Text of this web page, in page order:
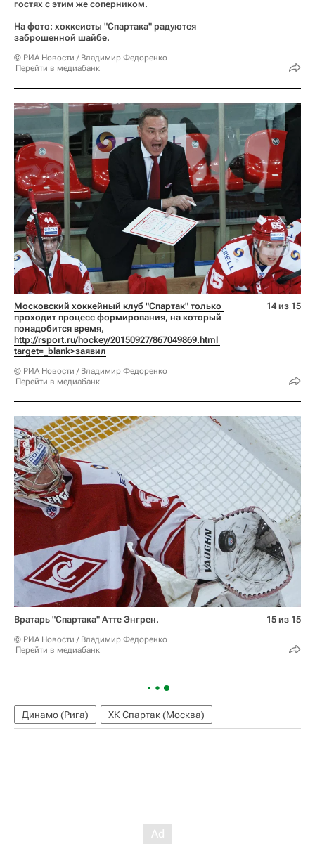
гостях с этим же соперником.
На фото: хоккеисты "Спартака" радуются
заброшенной шайбе.
© РИА Новости / Владимир Федоренко
Перейти в медиабанк
Московский хоккейный клуб "Спартак" только
проходит процесс формирования, на который
http://rsport.ru/hockey/20150927/867049869.html
target=_blank>заявил
© РИА Новости / Владимир Федоренко
Перейти в медиабанк
14 из 15
Вратарь "Спартака" Атте Энгрен.
© РИА Новости / Владимир Федоренко
Перейти в медиабанк
15 из 15
Динамо (Рига) ХК Спартак (Москва)